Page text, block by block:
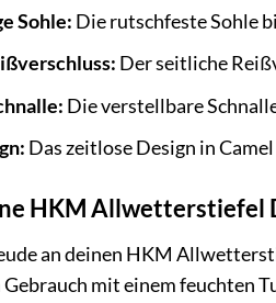
Sohle: Die rutschfeste Sohle
Der seitliche
Die verstellbare
Das zeitlose Design in
HKM Allwetterstiefel
an deinen HKM
mit einem feuchten